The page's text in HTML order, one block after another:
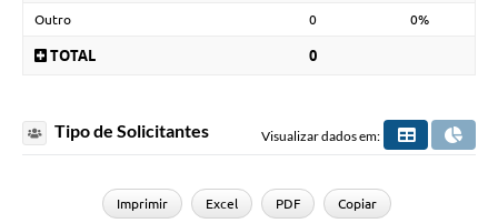
Outro 0 0%
TOTAL 0
Tipo de Solicitantes Visualizar dados em:
Imprimir Excel PDF Copiar